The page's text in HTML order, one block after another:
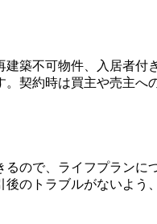
築不可物件、入居者付
契約時は買主や売主へ
ので、ライフプランに
のトラブルがないよう